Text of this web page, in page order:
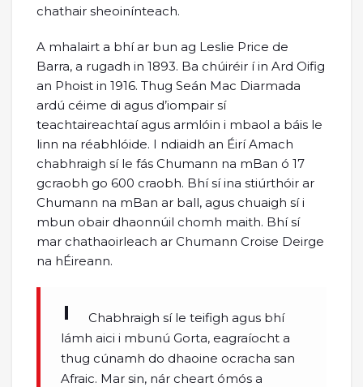
chathair sheoinínteach.
A mhalairt a bhí ar bun ag Leslie Price de
Barra, a rugadh in 1893. Ba chúiréir í in Ard Oifig
an Phoist in 1916. Thug Seán Mac Diarmada
ardú céime di agus d’iompair sí
teachtaireachtaí agus armlóin i mbaol a báis le
linn na réabhlóide. I ndiaidh an Éirí Amach
chabhraigh sí le fás Chumann na mBan ó 17
gcraobh go 600 craobh. Bhí sí ina stiúrthóir ar
Chumann na mBan ar ball, agus chuaigh sí i
mbun obair dhaonnúil chomh maith. Bhí sí
mar chathaoirleach ar Chumann Croise Deirge
na hÉireann.
Chabhraigh sí le teifigh agus bhí
lámh aici i mbunú Gorta, eagraíocht a
thug cúnamh do dhaoine ocracha san
Afraic. Mar sin, nár cheart ómós a